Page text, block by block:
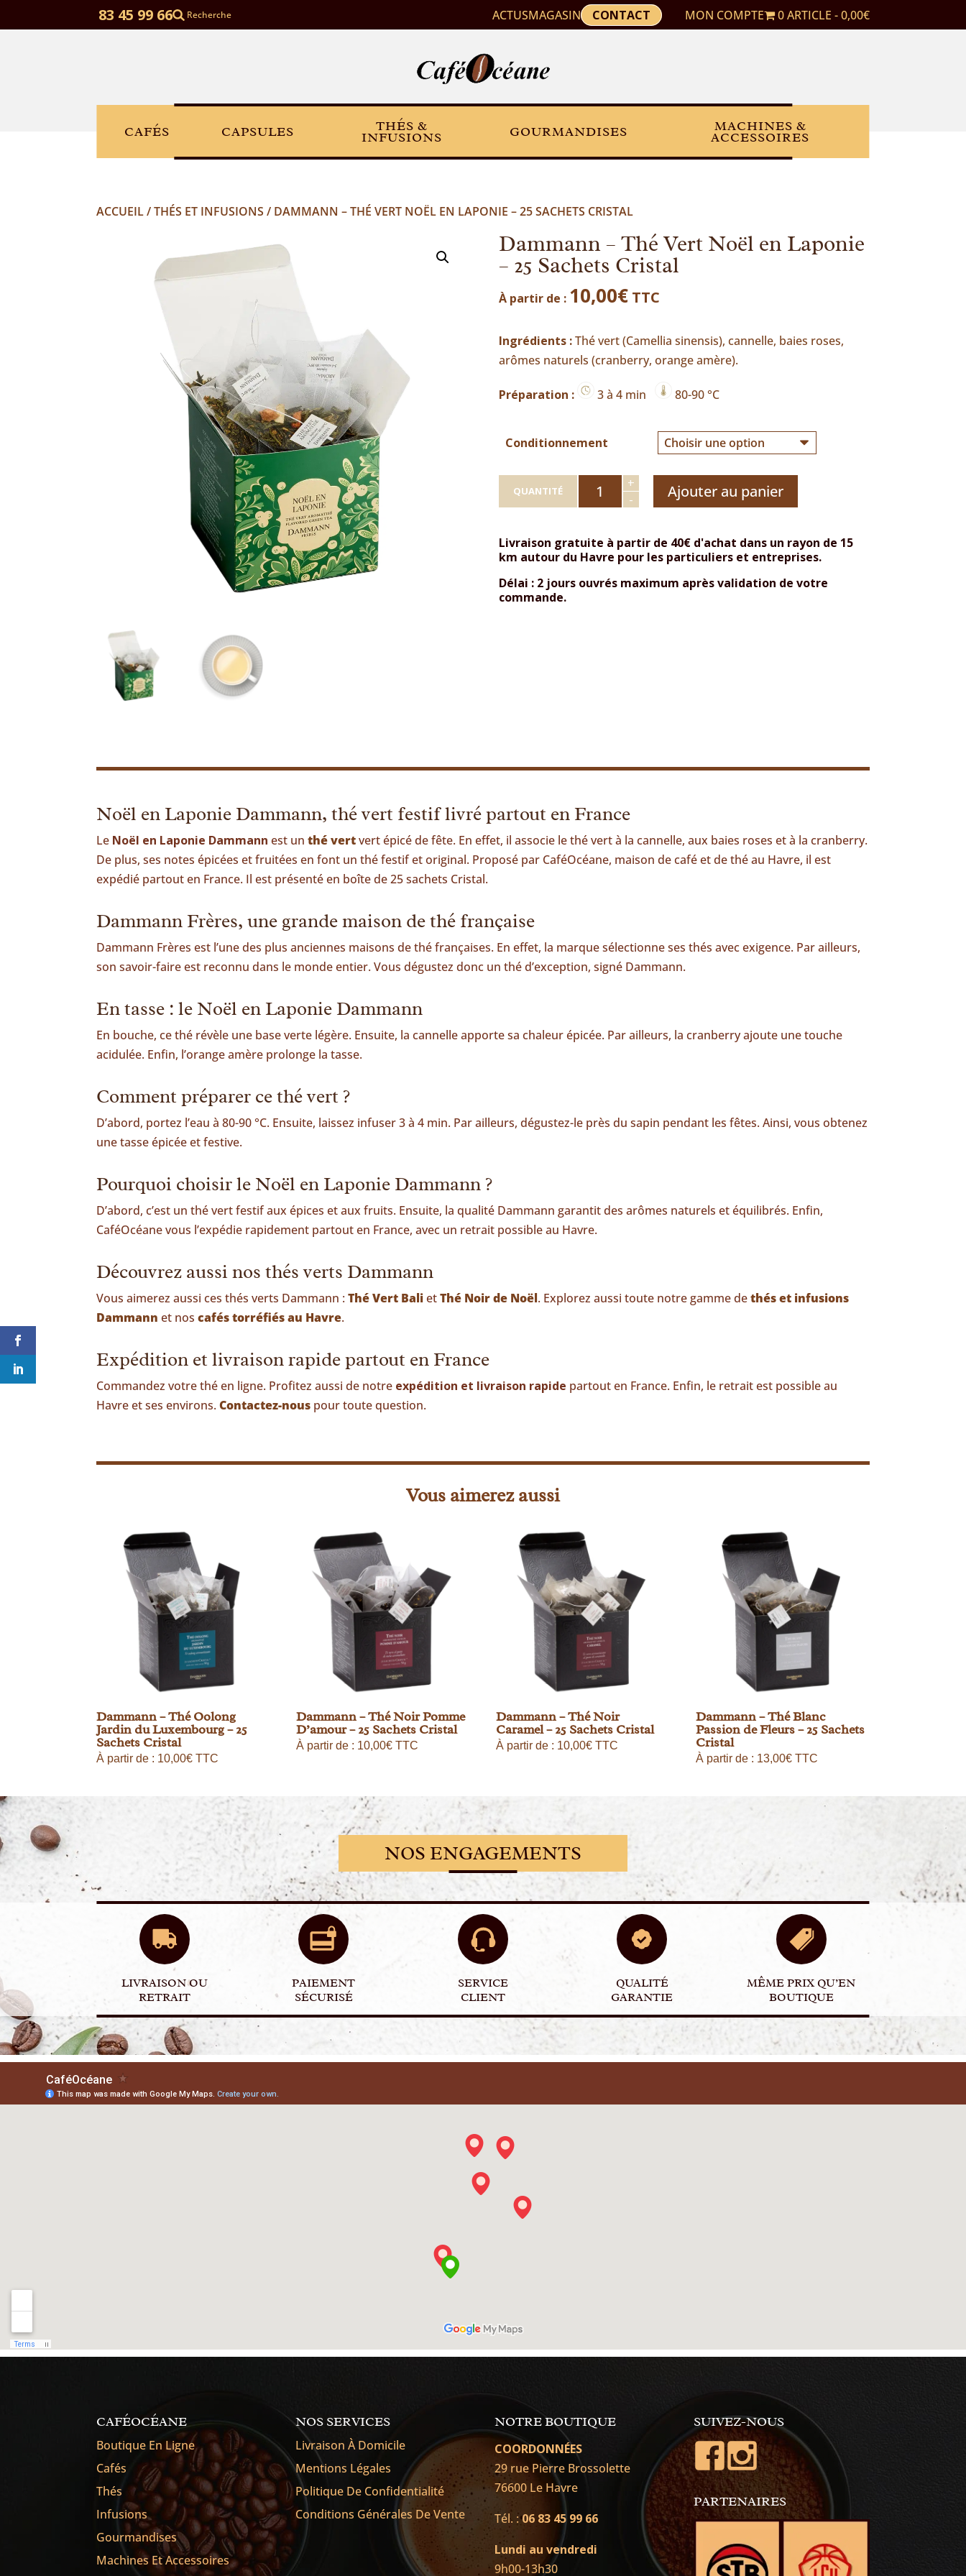
06 83 45 99 66 Recherche ACTUSMAGASIN CONTACT MON COMPTE 0 ARTICLE 0,00€
CAFÉS CAPSULES THÉS &
INFUSIONS GOURMANDISES MACHINES &
ACCESSOIRES
ACCUEIL/THÉS ET INFUSIONS / DAMMANN – THÉ VERT NOËL EN LAPONIE – 25 SACHETS CRISTAL
Dammann – Thé Vert Noël en Laponie
– 25 Sachets Cristal
À partir de : 10,00€TTC
Ingrédients :Thé vert (Camellia sinensis), cannelle, baies roses,
arômes naturels (cranberry, orange amère).
Préparation : 3 à 4 min 80-90 °C
Conditionnement
QUANTITÉ
-
quantité
Dammann
Vert
Noël
en
-
+ Ajouter au panier
Livraison gratuite à partir de 40€ d'achat dans un rayon de 15
km autour du Havre pour les particuliers et entreprises.
Délai : 2 jours ouvrés maximum après validation de votre
commande.
Noël en Laponie Dammann, thé vert festif livré partout en France
Le Noël en Laponie Dammann est unthé vertvert épicé de fête. En effet, il associe le thé vert à la cannelle, aux baies roses et à la cranberry.
De plus, ses notes épicées et fruitées en font un thé festif et original. Proposé par CaféOcéane, maison de café et de thé au Havre, il est
expédié partout en France. Il est présenté en boîte de 25 sachets Cristal.
Dammann Frères, une grande maison de thé française
Dammann Frères est l’une des plus anciennes maisons de thé françaises. En effet, la marque sélectionne ses thés avec exigence. Par ailleurs,
son savoir-faire est reconnu dans le monde entier. Vous dégustez donc un thé d’exception, signé Dammann.
En tasse : le Noël en Laponie Dammann
En bouche, ce thé révèle une base verte légère. Ensuite, la cannelle apporte sa chaleur épicée. Par ailleurs, la cranberry ajoute une touche
acidulée. Enfin, l’orange amère prolonge la tasse.
Comment préparer ce thé vert ?
D’abord, portez l’eau à 80-90 °C. Ensuite, laissez infuser 3 à 4 min. Par ailleurs, dégustez-le près du sapin pendant les fêtes. Ainsi, vous obtenez
une tasse épicée et festive.
Pourquoi choisir le Noël en Laponie Dammann ?
D’abord, c’est un thé vert festif aux épices et aux fruits. Ensuite, la qualité Dammann garantit des arômes naturels et équilibrés. Enfin,
CaféOcéane vous l’expédie rapidement partout en France, avec un retrait possible au Havre.
Découvrez aussi nos thés verts Dammann
Vous aimerez aussi ces thés verts Dammann :Thé Vert BalietThé Noir de Noël. Explorez aussi toute notre gamme dethés et infusions
Dammann et noscafés torréfiés au Havre.
Expédition et livraison rapide partout en France
Commandez votre thé en ligne. Profitez aussi de notre expédition et livraison rapide partout en France. Enfin, le retrait est possible au
Havre et ses environs.Contactez-nous pour toute question.
Vous aimerez aussi
Dammann – Thé Oolong
Jardin du Luxembourg – 25
Sachets Cristal
À partir de : 10,00€ TTC
Dammann – Thé Noir Pomme
D’amour – 25 Sachets Cristal
À partir de : 10,00€ TTC
Dammann – Thé Noir
Caramel – 25 Sachets Cristal
À partir de : 10,00€ TTC
Dammann – Thé Blanc
Passion de Fleurs – 25 Sachets
Cristal
À partir de : 13,00€ TTC
NOS ENGAGEMENTS
LIVRAISON OU
RETRAIT
PAIEMENT
SÉCURISÉ
SERVICE
CLIENT
QUALITÉ
GARANTIE
MÊME PRIX QU’EN
BOUTIQUE
CAFÉOCÉANE
Boutique En Ligne
Cafés
Thés
Infusions
Gourmandises
Machines Et Accessoires
NOS SERVICES
Livraison À Domicile
Mentions Légales
Politique De Confidentialité
Conditions Générales De Vente
NOTRE BOUTIQUE
COORDONNÉES
29 rue Pierre Brossolette
76600 Le Havre
Tél. :06 83 45 99 66
Lundi au vendredi
9h00-13h30
SUIVEZ-NOUS
PARTENAIRES